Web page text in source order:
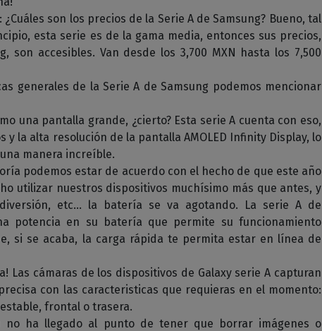
son los precios de la Serie A de Samsung? Bueno, tal
esta serie es de la gama media, entonces sus precios,
son accesibles. Van desde los 3,700 MXN hasta los 7,500
generales de la Serie A de Samsung podemos mencionar
una pantalla grande, ¿cierto? Esta serie A cuenta con eso,
y la alta resolución de la pantalla AMOLED Infinity Display, lo
manera increíble.
podemos estar de acuerdo con el hecho de que este año
utilizar nuestros dispositivos muchísimo más que antes, y
etc… la batería se va agotando. La serie A de
potencia en su batería que permite su funcionamiento
si se acaba, la carga rápida te permita estar en línea de
Las cámaras de los dispositivos de Galaxy serie A capturan
con las caracteristicas que requieras en el momento:
frontal o trasera.
no ha llegado al punto de tener que borrar imágenes o